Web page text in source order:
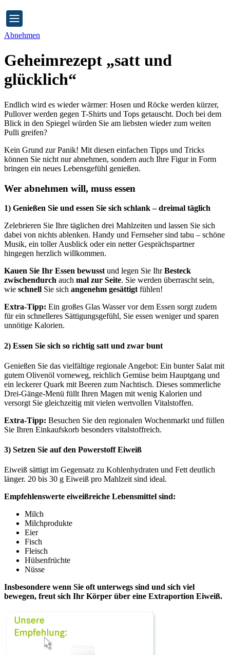
Abnehmen
Geheimrezept „satt und
glücklich“
Endlich wird es wieder wärmer: Hosen und Röcke werden kürzer,
Pullover werden gegen T-Shirts und Tops getauscht. Doch bei dem
Blick in den Spiegel würden Sie am liebsten wieder zum weiten
Pulli greifen?
Kein Grund zur Panik! Mit diesen einfachen Tipps und Tricks
können Sie nicht nur abnehmen, sondern auch Ihre Figur in Form
bringen ein neues Lebensgefühl genießen.
Wer abnehmen will, muss essen
1) Genießen Sie und essen Sie sich schlank – dreimal täglich
Zelebrieren Sie Ihre täglichen drei Mahlzeiten und lassen Sie sich
dabei von nichts ablenken. Handy und Fernseher sind tabu – schöne
Musik, ein toller Ausblick oder ein netter Gesprächspartner
hingegen herzlich willkommen.
Kauen Sie Ihr Essen bewusst und legen Sie IhrBesteck
zwischendurch auch mal zur Seite. Sie werden überrascht sein,
wie schnell Sie sich angenehm gesättigt fühlen!
Extra-Tipp: Ein großes Glas Wasser vor dem Essen sorgt zudem
für ein schnelleres Sättigungsgefühl, Sie essen weniger und sparen
unnötige Kalorien.
2) Essen Sie sich so richtig satt und zwar bunt
Genießen Sie das vielfältige regionale Angebot: Ein bunter Salat mit
gutem Olivenöl vorneweg, reichlich Gemüse beim Hauptgang und
ein leckerer Quark mit Beeren zum Nachtisch. Dieses sommerliche
Drei-Gänge-Menü füllt Ihren Magen mit wenig Kalorien und
versorgt Sie gleichzeitig mit vielen wertvollen Vitalstoffen.
Extra-Tipp: Besuchen Sie den regionalen Wochenmarkt und füllen
Sie Ihren Einkaufskorb besonders vitalstoffreich.
3) Setzen Sie auf den Powerstoff Eiweiß
Eiweiß sättigt im Gegensatz zu Kohlenhydraten und Fett deutlich
länger. 20 bis 30 g Eiweiß pro Mahlzeit sind ideal.
Empfehlenswerte eiweißreiche Lebensmittel sind:
Milch
Milchprodukte
Eier
Fisch
Fleisch
Hülsenfrüchte
Nüsse
Insbesondere wenn Sie oft unterwegs sind und sich viel
bewegen, freut sich Ihr Körper über eine Extraportion Eiweiß.